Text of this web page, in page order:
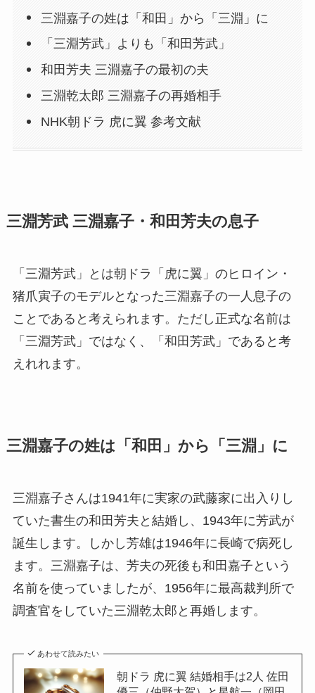
三淵嘉子の姓は「和田」から「三淵」に
「三淵芳武」よりも「和田芳武」
和田芳夫 三淵嘉子の最初の夫
三淵乾太郎 三淵嘉子の再婚相手
NHK朝ドラ 虎に翼 参考文献
三淵芳武 三淵嘉子・和田芳夫の息子
「三淵芳武」とは朝ドラ「虎に翼」のヒロイン・
猪爪寅子のモデルとなった三淵嘉子の一人息子の
ことであると考えられます。ただし正式な名前は
「三淵芳武」ではなく、「和田芳武」であると考
えれれます。
三淵嘉子の姓は「和田」から「三淵」に
三淵嘉子さんは1941年に実家の武藤家に出入りし
ていた書生の和田芳夫と結婚し、1943年に芳武が
誕生します。しかし芳雄は1946年に長崎で病死し
ます。三淵嘉子は、芳夫の死後も和田嘉子という
名前を使っていましたが、1956年に最高裁判所で
調査官をしていた三淵乾太郎と再婚します。
あわせて読みたい
朝ドラ 虎に翼 結婚相手は2人 佐田